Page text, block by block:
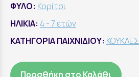
ΦΥΛΟ: Κορίτσι
ΗΛΙΚΙΑ: 4 - 7 ετών
ΚΑΤΗΓΟΡΙΑ ΠΑΙΧΝΙΔΙΟΥ: ΚΟΥΚΛΕΣ
Προσθήκη στο Καλάθι